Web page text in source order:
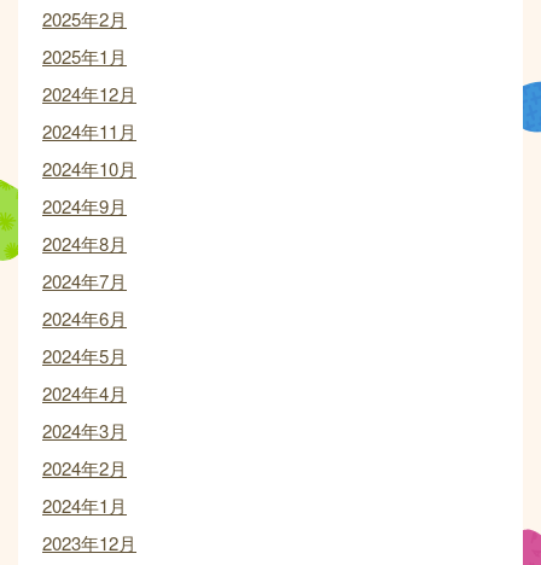
2025年2月
2025年1月
2024年12月
2024年11月
2024年10月
2024年9月
2024年8月
2024年7月
2024年6月
2024年5月
2024年4月
2024年3月
2024年2月
2024年1月
2023年12月